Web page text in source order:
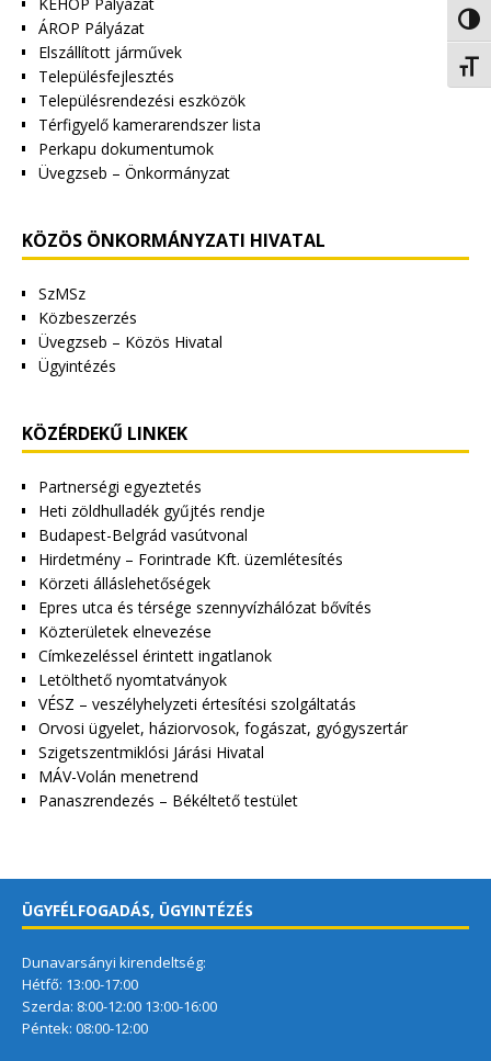
ÁROP Pályázat
Elszállított járművek
Településfejlesztés
Településrendezési eszközök
Térfigyelő kamerarendszer lista
Perkapu dokumentumok
Üvegzseb – Önkormányzat
KÖZÖS ÖNKORMÁNYZATI HIVATAL
SzMSz
Közbeszerzés
Üvegzseb – Közös Hivatal
Ügyintézés
KÖZÉRDEKŰ LINKEK
Partnerségi egyeztetés
Heti zöldhulladék gyűjtés rendje
Budapest-Belgrád vasútvonal
Hirdetmény – Forintrade Kft. üzemlétesítés
Körzeti álláslehetőségek
Epres utca és térsége szennyvízhálózat bővítés
Közterületek elnevezése
Címkezeléssel érintett ingatlanok
Letölthető nyomtatványok
VÉSZ – veszélyhelyzeti értesítési szolgáltatás
Orvosi ügyelet, háziorvosok, fogászat, gyógyszertár
Szigetszentmiklósi Járási Hivatal
MÁV-Volán menetrend
Panaszrendezés – Békéltető testület
ÜGYFÉLFOGADÁS, ÜGYINTÉZÉS
Dunavarsányi kirendeltség:
Hétfő: 13:00-17:00
Szerda: 8:00-12:00 13:00-16:00
Péntek: 08:00-12:00